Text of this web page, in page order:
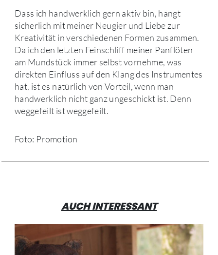
Dass ich handwerklich gern aktiv bin, hängt
sicherlich mit meiner Neugier und Liebe zur
Kreativität in verschiedenen Formen zusammen.
Da ich den letzten Feinschliff meiner Panflöten
am Mundstück immer selbst vornehme, was
direkten Einfluss auf den Klang des Instrumentes
hat, ist es natürlich von Vorteil, wenn man
handwerklich nicht ganz ungeschickt ist. Denn
weggefeilt ist weggefeilt.
Foto: Promotion
AUCH INTERESSANT